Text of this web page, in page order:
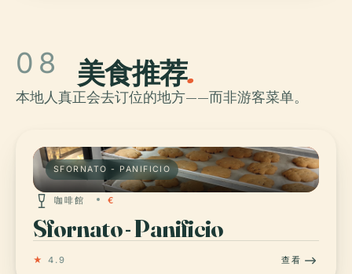
08 美食推荐.
本地人真正会去订位的地方——而非游客菜单。
SFORNATO - PANIFICIO
咖啡館 €
Sfornato - Panificio
★ 4.9 查看